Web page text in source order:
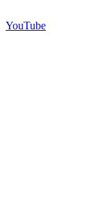
YouTube